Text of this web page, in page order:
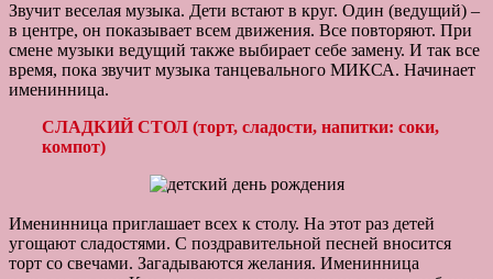
Звучит веселая музыка. Дети встают в круг. Один (ведущий) –
в центре, он показывает всем движения. Все повторяют. При
смене музыки ведущий также выбирает себе замену. И так все
время, пока звучит музыка танцевального МИКСА. Начинает
именинница.
СЛАДКИЙ СТОЛ (торт, сладости, напитки: соки,
компот)
Именинница приглашает всех к столу. На этот раз детей
угощают сладостями. С поздравительной песней вносится
торт со свечами. Загадываются желания. Именинница